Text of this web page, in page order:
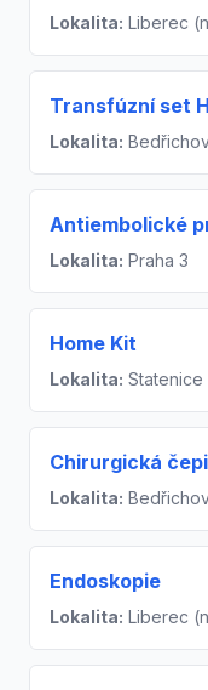
Lokalita: Liberec
Transfúzní set
Lokalita:
Antiembolické
Lokalita: Praha 3
Home Kit
Lokalita: Statenice
Chirurgická
Lokalita:
Endoskopie
Lokalita: Liberec